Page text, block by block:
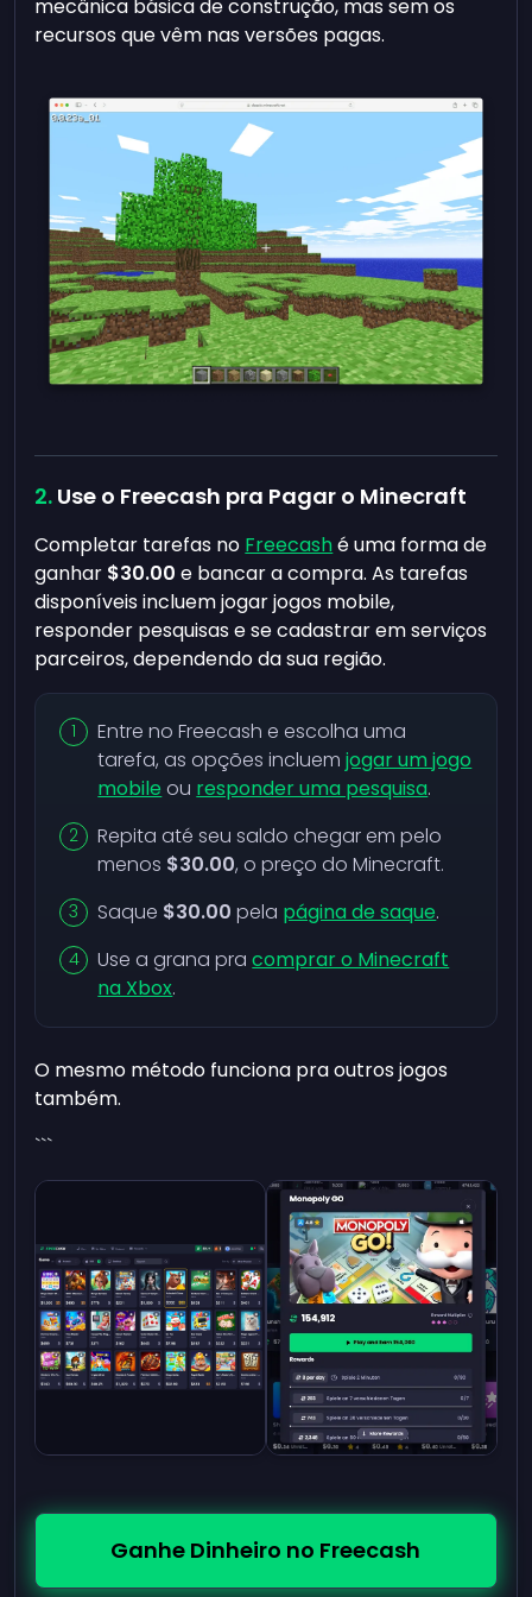
mecânica básica de construção, mas sem os
recursos que vêm nas versões pagas.
Use o Freecash pra Pagar o Minecraft
Completar tarefas no Freecashé uma forma de
ganhar $30.00 e bancar a compra. As tarefas
disponíveis incluem jogar jogos mobile,
responder pesquisas e se cadastrar em serviços
parceiros, dependendo da sua região.
Entre no Freecash e escolha uma
tarefa, as opções incluemjogar um jogo
mobile ou responder uma pesquisa.
Repita até seu saldo chegar em pelo
menos $30.00, o preço do Minecraft.
Saque $30.00 pela página de saque.
Use a grana pracomprar o Minecraft
na Xbox.
O mesmo método funciona pra outros jogos
também.
```
Ganhe Dinheiro no Freecash